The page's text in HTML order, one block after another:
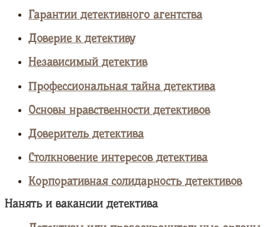
Гарантии детективного агентства
Доверие к детективу
Независимый детектив
Профессиональная тайна детектива
Основы нравственности детективов
Доверитель детектива
Столкновение интересов детектива
Корпоративная солидарность детективов
Нанять и вакансии детектива